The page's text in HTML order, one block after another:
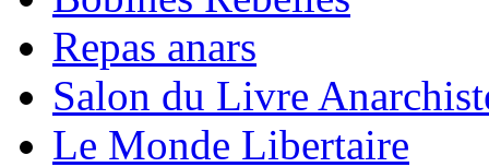
Repas anars
Salon du Livre
Le Monde Libertaire